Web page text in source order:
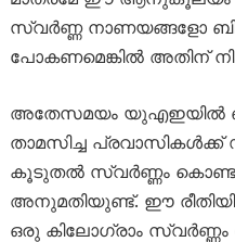
സ്വർണ്ണ നാണയങ്ങളോ
പോകണമെങ്കിൽ അതിന്
അതേസമയം യുഎഇയിൽ
താമസിച്ച
കൂടുതൽ സ്വർണ്ണം
അനുമതിയുണ്ട്. ഈ
ഒരു കിലോഗ്രാം